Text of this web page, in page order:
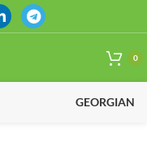
0
GEORGIAN